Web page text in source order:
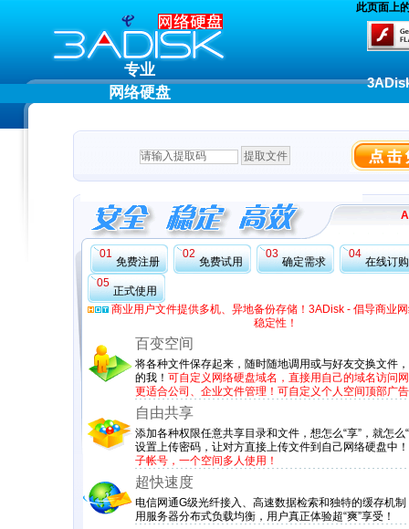
专业
网络硬盘
此页面上
A
01
免费注册
02
免费试用
03
确定需求
04
在线订购
05
正式使用
商业用户文件提供多机、异地备份存储！3ADisk - 倡导商业
稳定性！
百变空间
将各种文件保存起来，随时随地调用或与好友交换文件，
的我！ 可自定义网络硬盘域名，直接用自己的域名访问
更适合公司、企业文件管理！可自定义个人空间顶部广
自由共享
添加各种权限任意共享目录和文件，想怎么“享”，就怎么
设置上传密码，让对方直接上传文件到自己网络硬盘中！
子帐号，一个空间多人使用！
超快速度
电信网通G级光纤接入、高速数据检索和独特的缓存机制
用服务器分布式负载均衡，用户真正体验超“爽”享受！